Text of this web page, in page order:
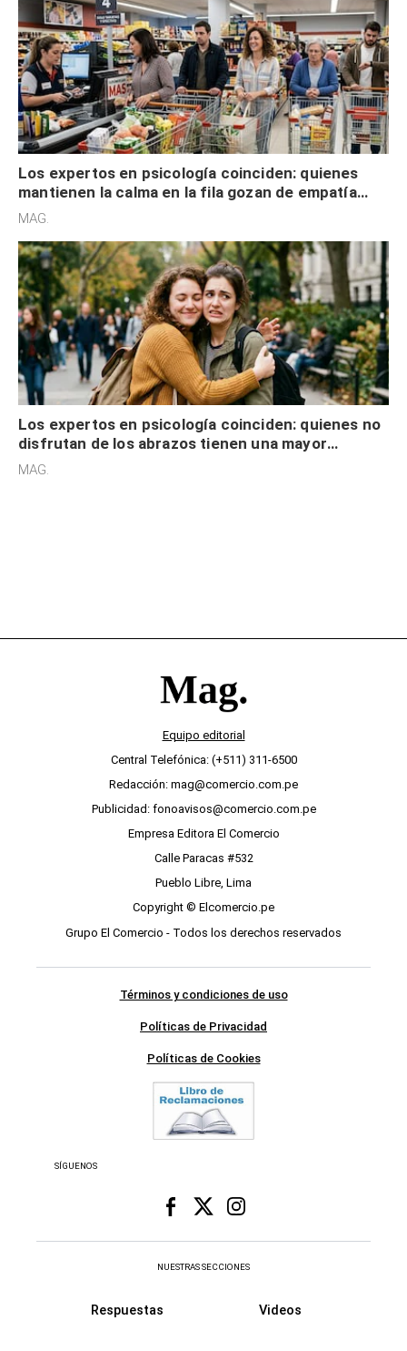
Los expertos en psicología coinciden: quienes
mantienen la calma en la fila gozan de empatía
cognitiva, gratitud y no solo tienen autocontrol
MAG.
Los expertos en psicología coinciden: quienes no
disfrutan de los abrazos tienen una mayor
sensibilidad a los estímulos físicos y no es por
MAG.
Equipo editorial
Central Telefónica: (+511) 311-6500
Redacción: mag@comercio.com.pe
Publicidad: fonoavisos@comercio.com.pe
Empresa Editora El Comercio
Calle Paracas #532
Pueblo Libre, Lima
Copyright © Elcomercio.pe
Grupo El Comercio - Todos los derechos reservados
Términos y condiciones de uso
Políticas de Privacidad
Políticas de Cookies
SÍGUENOS
NUESTRAS SECCIONES
Respuestas Videos